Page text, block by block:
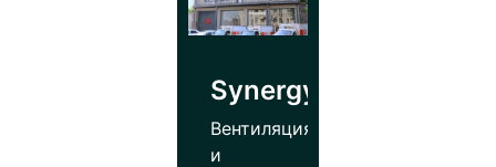
SynergyPharmco
Вентиляция
и